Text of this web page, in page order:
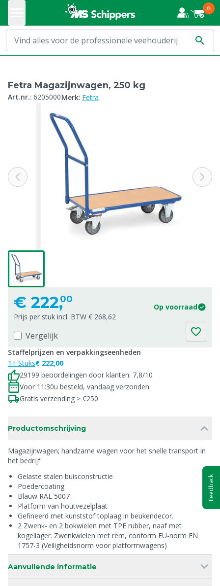
0
Fetra Magazijnwagen, 250 kg
Art.nr.: 6205000Merk: Fetra
€ 222,00
Op voorraad
Prijs per stuk incl. BTW € 268,62
Vergelijk
Staffelprijzen en verpakkingseenheden
1+ Stuks€ 222,00
29199 beoordelingen door klanten: 7,8/10
Voor 11:30u besteld, vandaag verzonden
Gratis verzending > €250
Productomschrijving
Magazijnwagen; handzame wagen voor het snelle transport in
het bedrijf
Gelaste stalen buisconstructie
Poedercoating
Blauw RAL 5007
Platform van houtvezelplaat
Gefineerd met kunststof toplaag in beukendecor.
2 Zwenk- en 2 bokwielen met TPE rubber, naaf met
kogellager. Zwenkwielen met rem, conform EU-norm EN
1757-3 (Veiligheidsnorm voor platformwagens)
Aanvullende informatie
Feedback